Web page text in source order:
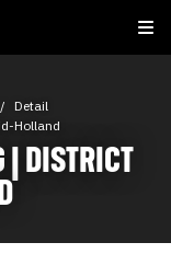
Detail
Holland
| DISTRICT